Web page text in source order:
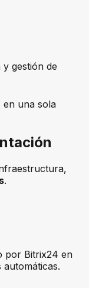
gestión de
en una sola
.
por Bitrix24 en